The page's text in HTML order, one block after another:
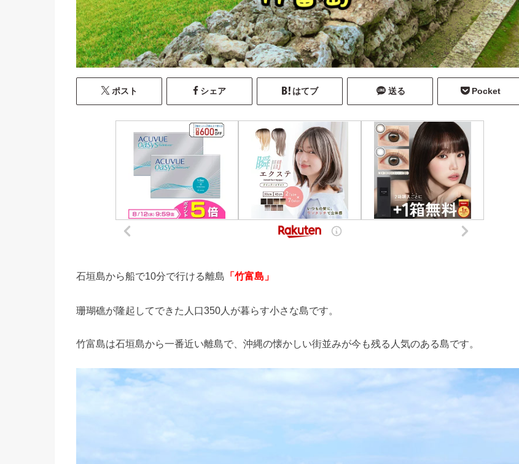
ポスト シェア はてブ 送る Pocket
石垣島から船で10分で行ける離島 「竹富島」
珊瑚礁が隆起してできた人口350人が暮らす小さな島です。
竹富島は石垣島から一番近い離島で、沖縄の懐かしい街並みが今も残る人気のある島です。